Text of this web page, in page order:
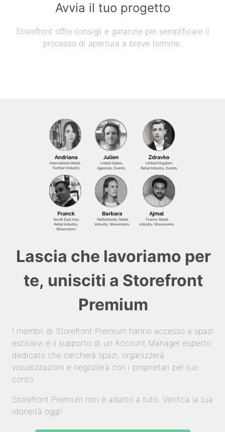
Avvia il tuo progetto
Storefront offre consigli e garanzie per semplificare il
processo di apertura a breve termine.
Lascia che lavoriamo per
te, unisciti a Storefront
Premium
I membri di Storefront Premium hanno accesso a spazi
esclusivi e il supporto di un Account Manager esperto
dedicato che cercherà spazi, organizzerà
visualizzazioni e negozierà con i proprietari per tuo
conto.
Storefront Premium non è adatto a tutti. Verifica la tua
idoneità oggi!